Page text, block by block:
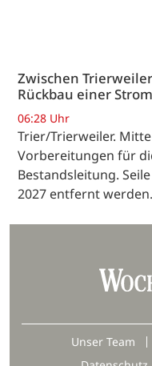
Zwischen
Rückbau einer
06:28 Uhr
Trier/Trierweiler.
Vorbereitungen für
Bestandsleitung.
2027 entfernt werden.
Unser Team